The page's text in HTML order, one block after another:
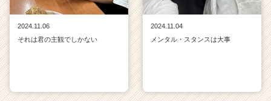
2024.11.06
それは君の主観でしかない
2024.11.04
メンタル・スタンスは大事